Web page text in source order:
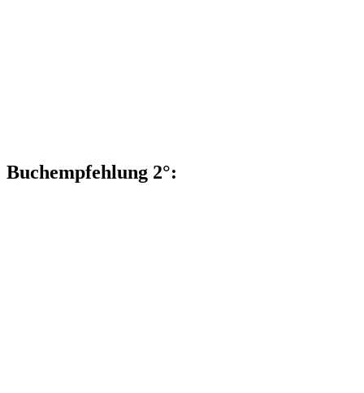
Buchempfehlung 2°: